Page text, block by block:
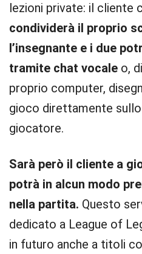
lezioni private: il cliente
condividerà il proprio
l’insegnante e i due
tramite chat vocale o,
proprio computer,
gioco direttamente
giocatore.
Sarà però il cliente a
potrà in alcun modo
nella partita. Questo
dedicato a League of
in futuro anche a titoli